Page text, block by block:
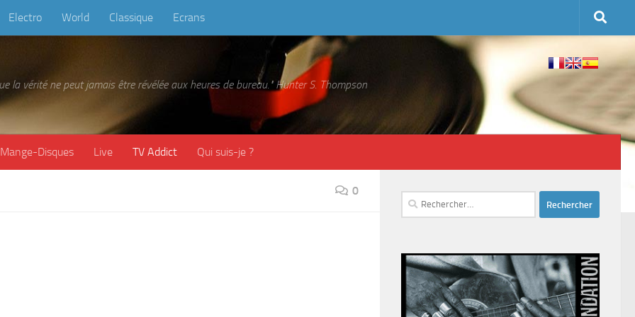
Electro World Classique Ecrans
la vérité ne peut jamais être révélée aux heures de bureau." Hunter S. Thompson
Mange-Disques Live TV Addict Qui suis-je ?
0
Rechercher :